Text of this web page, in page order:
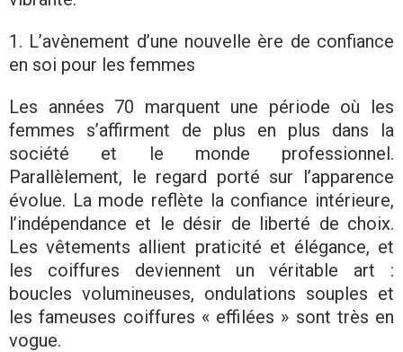
1. L’avènement d’une nouvelle ère de confiance
en soi pour les femmes
Les années 70 marquent une période où les
femmes s’affirment de plus en plus dans la
société et le monde professionnel.
Parallèlement, le regard porté sur l’apparence
évolue. La mode reflète la confiance intérieure,
l’indépendance et le désir de liberté de choix.
Les vêtements allient praticité et élégance, et
les coiffures deviennent un véritable art :
boucles volumineuses, ondulations souples et
les fameuses coiffures « effilées » sont très en
vogue.